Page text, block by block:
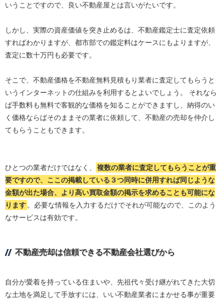
いうことですので、良い不動産屋とは言いがたいです。
しかし、実際の資産価値を突き止めるは、不動産鑑定士に査定依頼
すればわかりますが、都市部での鑑定料はケースにもよりますが、
査定に数十万円も必要です。
そこで、不動産価格を不動産無料見積もり業者に査定してもらうと
いうインターネットの仕組みを利用するとよいでしょう。 それなら
ば手数料も無料で客観的な価格を知ることができますし、納得のい
く価格ならばそのままその業者に依頼して、不動産の売却を仲介し
てもらうこともできます。
ひとつの業者だけではなく、
複数の業者に査定してもらうことが重
要ですので、ここの掲載している３つ同時に併用すれば同じような
金額が出た場合、より高い買取金額の掲示を求めることも可能にな
ります 。必要な情報を入力するだけでそれが可能なので、このよう
なサービスは有効です。
不動産売却は信頼できる不動産会社選びから
自分が愛着を持っている住まいや、先祖代々受け継がれてきた大切
な土地を満足して手放すには、いい不動産業者にまかせる事が重要